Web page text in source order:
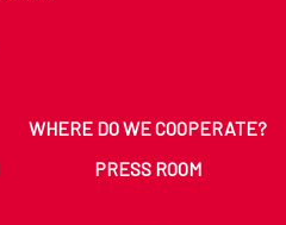
WHERE DO WE COOPERATE?
PRESS ROOM